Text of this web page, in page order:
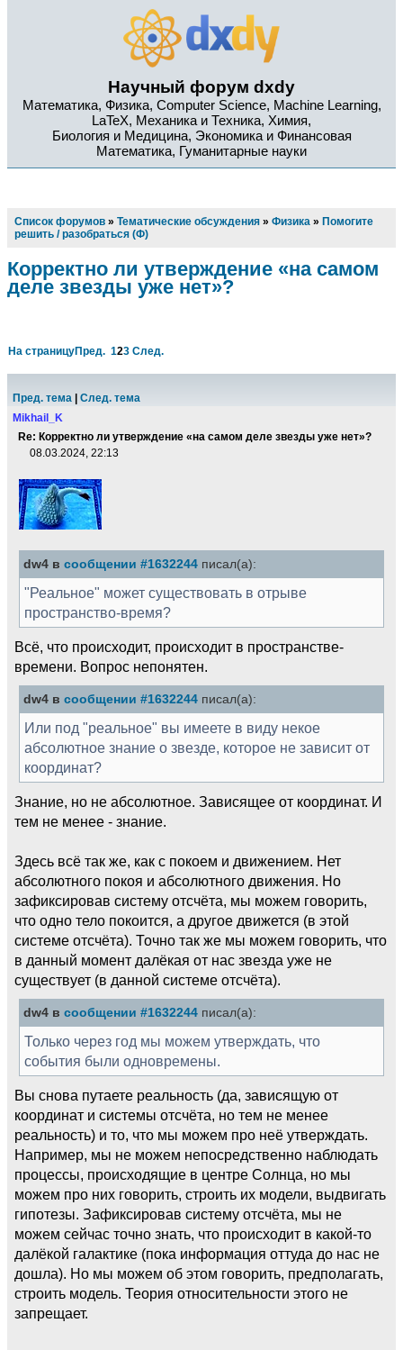
Научный форум dxdy
Математика, Физика, Computer Science, Machine Learning,
LaTeX, Механика и Техника, Химия,
Биология и Медицина, Экономика и Финансовая
Математика, Гуманитарные науки
Список форумов » Тематические обсуждения » Физика » Помогите
решить / разобраться (Ф)
Корректно ли утверждение «на самом
деле звезды уже нет»?
На страницуПред. 123 След.
Пред. тема
След. тема
Mikhail_K
Re: Корректно ли утверждение «на самом деле звезды уже нет»?
08.03.2024, 22:13
dw4 в сообщении #1632244 писал(а):
"Реальное" может существовать в отрыве
пространство-время?
Всё, что происходит, происходит в пространстве-
времени. Вопрос непонятен.
dw4 в сообщении #1632244 писал(а):
Или под "реальное" вы имеете в виду некое
абсолютное знание о звезде, которое не зависит от
координат?
Знание, но не абсолютное. Зависящее от координат. И
тем не менее - знание.
Здесь всё так же, как с покоем и движением. Нет
абсолютного покоя и абсолютного движения. Но
зафиксировав систему отсчёта, мы можем говорить,
что одно тело покоится, а другое движется (в этой
системе отсчёта). Точно так же мы можем говорить, что
в данный момент далёкая от нас звезда уже не
существует (в данной системе отсчёта).
dw4 в сообщении #1632244 писал(а):
Только через год мы можем утверждать, что
события были одновремены.
Вы снова путаете реальность (да, зависящую от
координат и системы отсчёта, но тем не менее
реальность) и то, что мы можем про неё утверждать.
Например, мы не можем непосредственно наблюдать
процессы, происходящие в центре Солнца, но мы
можем про них говорить, строить их модели, выдвигать
гипотезы. Зафиксировав систему отсчёта, мы не
можем сейчас точно знать, что происходит в какой-то
далёкой галактике (пока информация оттуда до нас не
дошла). Но мы можем об этом говорить, предполагать,
строить модель. Теория относительности этого не
запрещает.